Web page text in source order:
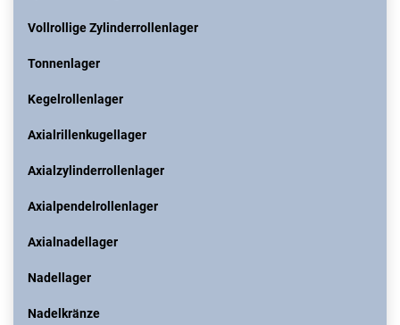
Vollrollige Zylinderrollenlager
Tonnenlager
Kegelrollenlager
Axialrillenkugellager
Axialzylinderrollenlager
Axialpendelrollenlager
Axialnadellager
Nadellager
Nadelkränze